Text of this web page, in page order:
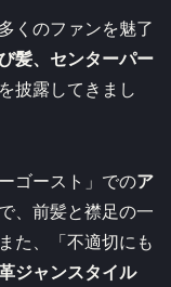
くのファンを魅了
髪、センターパー
披露してきまし
ゴースト」でのア
で、前髪と襟足の一
た、「不適切にも
ジャンスタイル